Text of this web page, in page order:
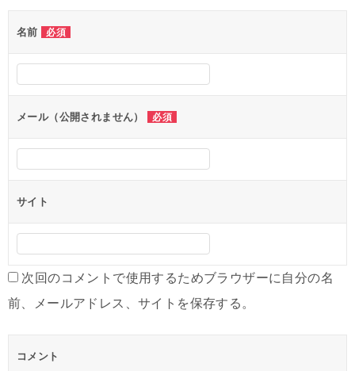
ー
シ
ョ
ン
名前 必須
メール（公開されません） 必須
サイト
次回のコメントで使用するためブラウザーに自分の名
前、メールアドレス、サイトを保存する。
コメント